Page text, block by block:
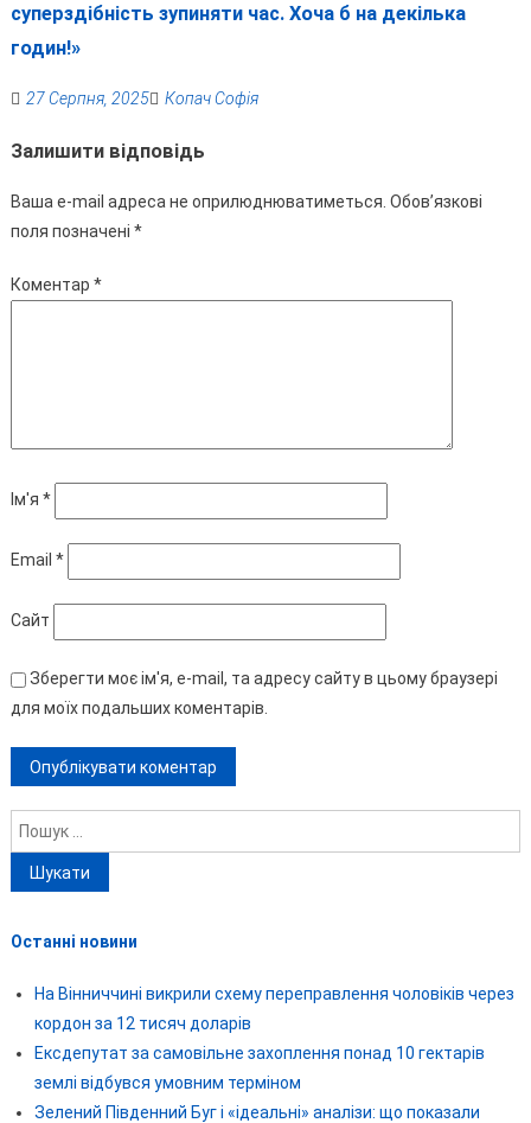
суперздібність зупиняти час. Хоча б на декілька
годин!»
27 Серпня, 2025 Копач Софія
Залишити відповідь
Ваша e-mail адреса не оприлюднюватиметься. Обов’язкові
поля позначені *
Коментар *
Ім'я *
Email *
Сайт
Зберегти моє ім'я, e-mail, та адресу сайту в цьому браузері
для моїх подальших коментарів.
Пошук:
Останні новини
На Вінниччині викрили схему переправлення чоловіків через
кордон за 12 тисяч доларів
Ексдепутат за самовільне захоплення понад 10 гектарів
землі відбувся умовним терміном
Зелений Південний Буг і «ідеальні» аналізи: що показали